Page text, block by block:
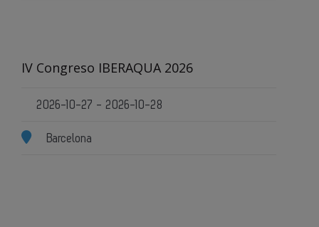
IV Congreso IBERAQUA 2026
2026-10-27 - 2026-10-28
Barcelona